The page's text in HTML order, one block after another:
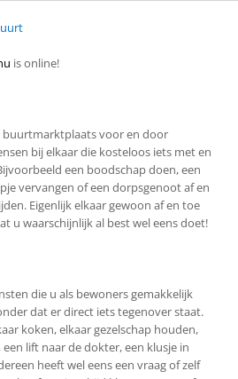
is online!
buurtmarktplaats voor en door
bij elkaar die kosteloos iets met en
een boodschap doen, een
vervangen of een dorpsgenoot af en
Eigenlijk elkaar gewoon af en toe
u waarschijnlijk al best wel eens doet!
die u als bewoners gemakkelijk
dat er direct iets tegenover staat.
koken, elkaar gezelschap houden,
lift naar de dokter, een klusje in
heeft wel eens een vraag of zelf